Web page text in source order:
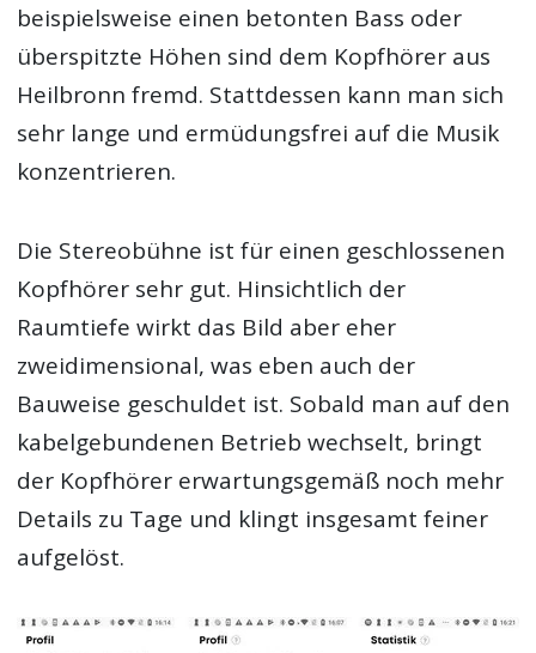
beispielsweise einen betonten Bass oder
überspitzte Höhen sind dem Kopfhörer aus
Heilbronn fremd. Stattdessen kann man sich
sehr lange und ermüdungsfrei auf die Musik
konzentrieren.
Die Stereobühne ist für einen geschlossenen
Kopfhörer sehr gut. Hinsichtlich der
Raumtiefe wirkt das Bild aber eher
zweidimensional, was eben auch der
Bauweise geschuldet ist. Sobald man auf den
kabelgebundenen Betrieb wechselt, bringt
der Kopfhörer erwartungsgemäß noch mehr
Details zu Tage und klingt insgesamt feiner
aufgelöst.